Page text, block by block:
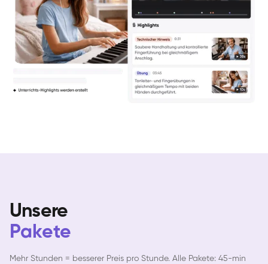
Yuna
Klavier / Piano / Flügel
Camilla
Klavier / Piano / Flügel
Negin
Klavier / Piano / Flügel
Katarzyna
Klavier / Piano / Flügel
Unsere
Pakete
Mehr Stunden = besserer Preis pro Stunde. Alle Pakete: 45-min